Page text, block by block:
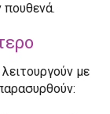
πουθενά.
με